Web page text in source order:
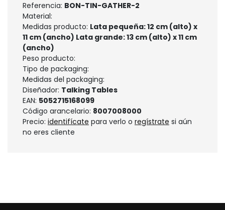
Referencia: BON-TIN-GATHER-2
Material:
Medidas producto: Lata pequeña: 12 cm (alto) x
11 cm (ancho) Lata grande: 13 cm (alto) x 11 cm
(ancho)
Peso producto:
Tipo de packaging:
Medidas del packaging:
Diseñador: Talking Tables
EAN: 5052715168099
Código arancelario: 8007008000
Precio: identifícate para verlo o regístrate si aún
no eres cliente